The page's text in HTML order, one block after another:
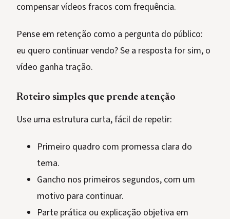
compensar vídeos fracos com frequência.
Pense em retenção como a pergunta do público:
eu quero continuar vendo? Se a resposta for sim, o
vídeo ganha tração.
Roteiro simples que prende atenção
Use uma estrutura curta, fácil de repetir:
Primeiro quadro com promessa clara do
tema.
Gancho nos primeiros segundos, com um
motivo para continuar.
Parte prática ou explicação objetiva em